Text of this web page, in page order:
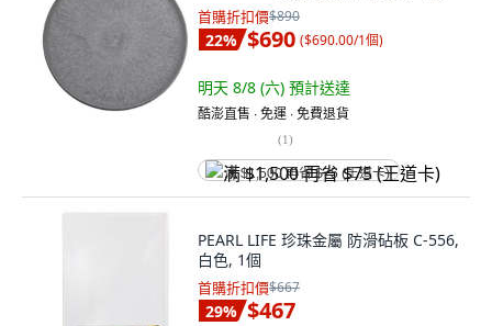
首購折扣價$890
22% $690 ($690.00/1個)
明天 8/8 (六) 預計送達
酷澎直售 ∙ 免運 ∙ 免費退貨
(1)
满 $1,500 再省 $75 (王道卡)
PEARL LIFE 珍珠金屬 防滑砧板 C-556,
白色, 1個
首購折扣價$667
29% $467